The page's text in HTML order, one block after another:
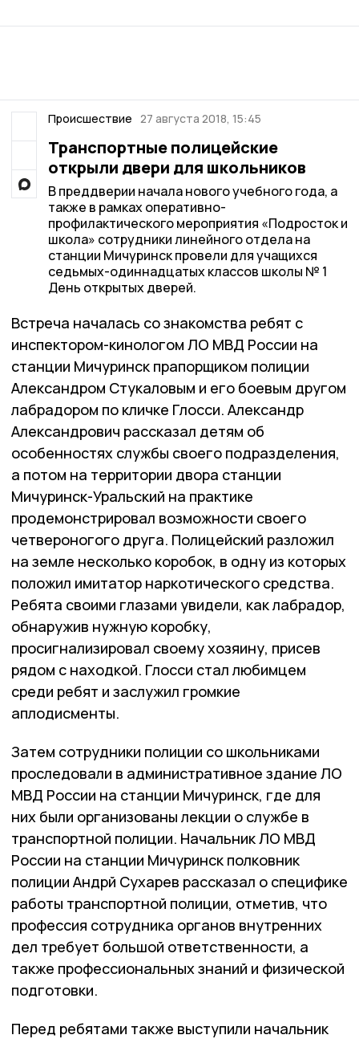
Происшествие 27 августа 2018, 15:45
Транспортные полицейские
открыли двери для школьников
В преддверии начала нового учебного года, а
также в рамках оперативно-
профилактического мероприятия «Подросток и
школа» сотрудники линейного отдела на
станции Мичуринск провели для учащихся
седьмых-одиннадцатых классов школы № 1
День открытых дверей.
Встреча началась со знакомства ребят с
инспектором-кинологом ЛО МВД России на
станции Мичуринск прапорщиком полиции
Александром Стукаловым и его боевым другом
лабрадором по кличке Глосси. Александр
Александрович рассказал детям об
особенностях службы своего подразделения,
а потом на территории двора станции
Мичуринск-Уральский на практике
продемонстрировал возможности своего
четвероногого друга. Полицейский разложил
на земле несколько коробок, в одну из которых
положил имитатор наркотического средства.
Ребята своими глазами увидели, как лабрадор,
обнаружив нужную коробку,
просигнализировал своему хозяину, присев
рядом с находкой. Глосси стал любимцем
среди ребят и заслужил громкие
аплодисменты.
Затем сотрудники полиции со школьниками
проследовали в административное здание ЛО
МВД России на станции Мичуринск, где для
них были организованы лекции о службе в
транспортной полиции. Начальник ЛО МВД
России на станции Мичуринск полковник
полиции Андрй Сухарев рассказал о специфике
работы транспортной полиции, отметив, что
профессия сотрудника органов внутренних
дел требует большой ответственности, а
также профессиональных знаний и физической
подготовки.
Перед ребятами также выступили начальник